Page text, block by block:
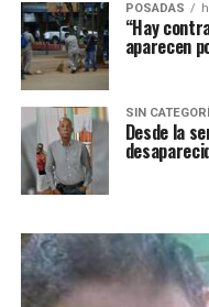
POSADAS
“Hay
aparecen
SIN
Desde la